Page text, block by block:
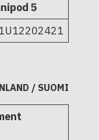
5
/ SUOMI